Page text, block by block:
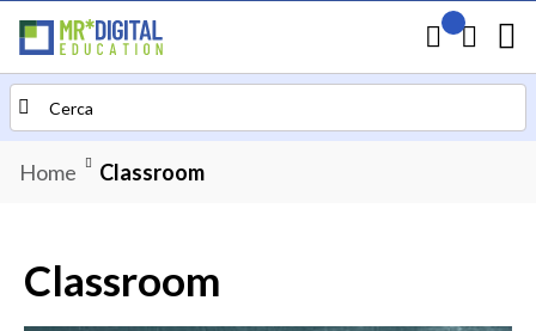
Carrello
Il mio
Search
Home Classroom
Classroom